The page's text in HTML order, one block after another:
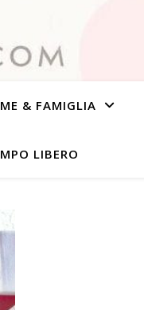
& FAMIGLIA
LIBERO